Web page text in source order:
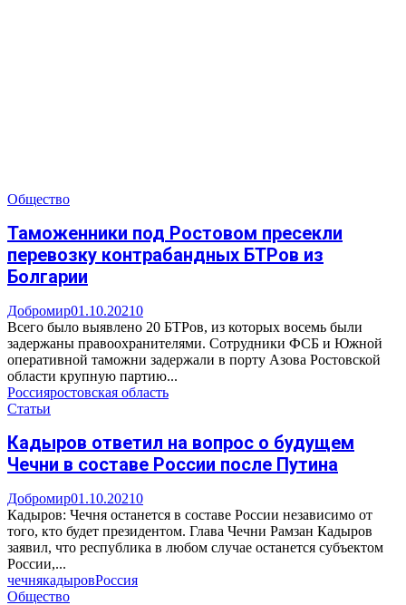
Общество
Таможенники под Ростовом пресекли
перевозку контрабандных БТРов из
Болгарии
Добромир01.10.20210
Всего было выявлено 20 БТРов, из которых восемь были
задержаны правоохранителями. Сотрудники ФСБ и Южной
оперативной таможни задержали в порту Азова Ростовской
области крупную партию...
Россияростовская область
Статьи
Кадыров ответил на вопрос о будущем
Чечни в составе России после Путина
Добромир01.10.20210
Кадыров: Чечня останется в составе России независимо от
того, кто будет президентом. Глава Чечни Рамзан Кадыров
заявил, что республика в любом случае останется субъектом
России,...
чечнякадыровРоссия
Общество